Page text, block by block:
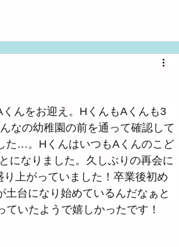
んをお迎え。HくんもAくんも3
なの幼稚園の前を通って確認して
た…。HくんはいつもAくんのこど
になりました。久しぶりの再会に
上がっていました！卒業後初め
台になり始めているんだなぁと
いたようで嬉しかったです！